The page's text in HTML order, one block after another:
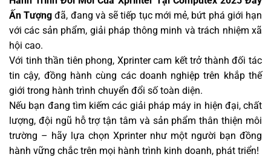
Ấn Tượng đã, đang và sẽ tiếp tục mới mẻ, bứt phá giới hạn
với các sản phẩm, giải pháp thông minh và trách nhiệm xã
hội cao.
Với tinh thần tiên phong, Xprinter cam kết trở thành đối tác
tin cậy, đồng hành cùng các doanh nghiệp trên khắp thế
giới trong hành trình chuyển đổi số toàn diện.
Nếu bạn đang tìm kiếm các giải pháp máy in hiện đại, chất
lượng, đội ngũ hỗ trợ tận tâm và sản phẩm thân thiện môi
trường – hãy lựa chọn Xprinter như một người bạn đồng
hành vững chắc trên mọi hành trình kinh doanh, phát triển!